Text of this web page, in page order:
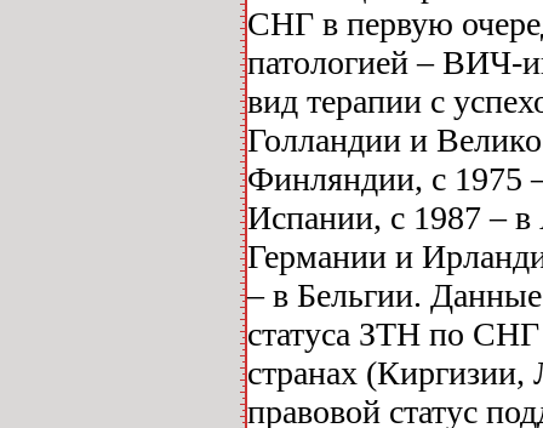
СНГ в первую
патологией – ВИЧ-
вид терапии с
Голландии и
Финляндии, с 1975
Испании, с 1987 – в
Германии и
– в Бельгии.
статуса ЗТН по
странах
правовой статус